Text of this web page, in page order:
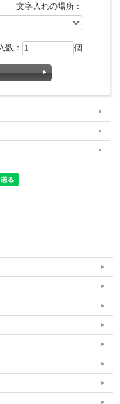
文字入れの場所：
数： 個